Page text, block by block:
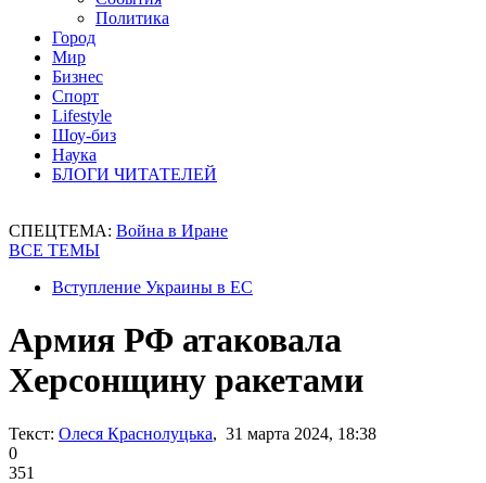
Политика
Город
Мир
Бизнес
Спорт
Lifestyle
Шоу-биз
Наука
БЛОГИ ЧИТАТЕЛЕЙ
СПЕЦТЕМА: Война в Иране
ВСЕ ТЕМЫ
Вступление Украины в ЕС
Армия РФ атаковала
Херсонщину ракетами
Текст: Олеся Краснолуцька, 31 марта 2024, 18:38
0
351